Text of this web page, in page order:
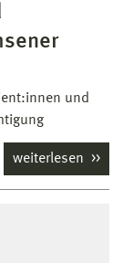
und
weiterlesen